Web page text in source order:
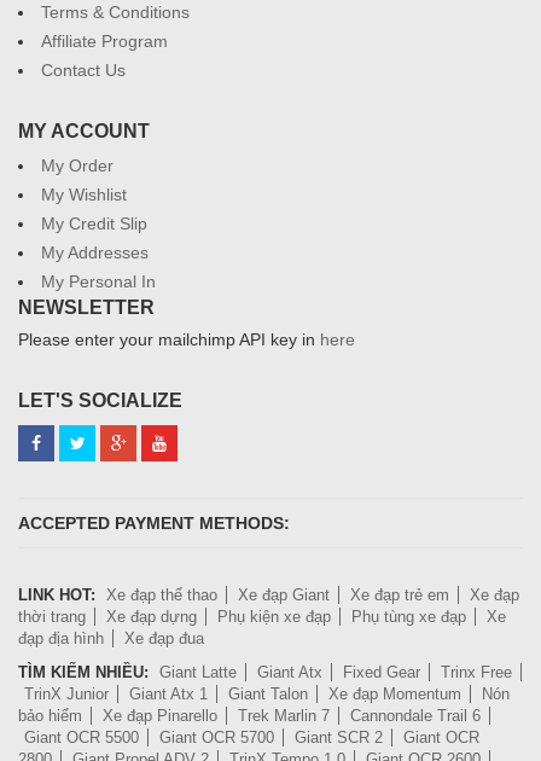
Terms & Conditions
Affiliate Program
Contact Us
MY ACCOUNT
My Order
My Wishlist
My Credit Slip
My Addresses
My Personal In
NEWSLETTER
Please enter your mailchimp API key in here
LET'S SOCIALIZE
ACCEPTED PAYMENT METHODS:
LINK HOT: Xe đạp thể thao Xe đạp Giant Xe đạp trẻ em
Xe đạp
thời trang
Xe đạp dựng Phụ kiện xe đạp Phụ tùng xe đạp
Xe
đạp địa hình
Xe đạp đua
TÌM KIẾM NHIỀU:
Giant Latte Giant Atx Fixed Gear
Trinx Free
TrinX Junior
Giant Atx 1 Giant Talon Xe đạp Momentum
Nón
bảo hiểm
Xe đạp Pinarello Trek Marlin 7
Cannondale Trail 6
Giant OCR 5500
Giant OCR 5700 Giant SCR 2
Giant OCR